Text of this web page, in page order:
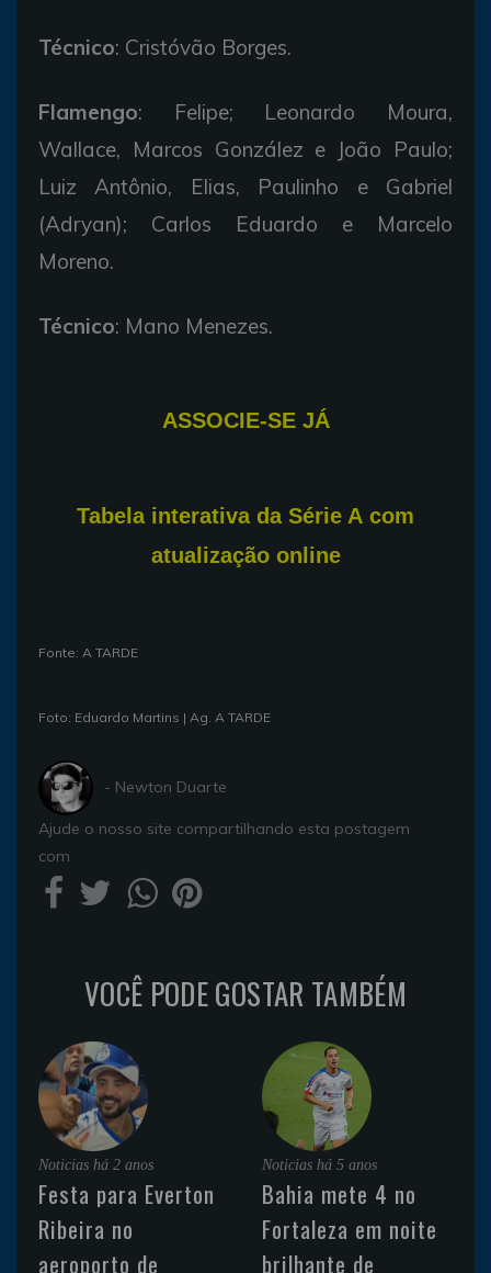
Técnico: Cristóvão Borges.
Flamengo: Felipe; Leonardo Moura,
Wallace, Marcos González e João Paulo;
Luiz Antônio, Elias, Paulinho e Gabriel
(Adryan); Carlos Eduardo e Marcelo
Moreno.
Técnico: Mano Menezes.
ASSOCIE-SE JÁ
Tabela interativa da Série A com
atualização online
Fonte: A TARDE
Foto: Eduardo Martins | Ag. A TARDE
- Newton Duarte
Ajude o nosso site compartilhando esta postagem
com
VOCÊ PODE GOSTAR TAMBÉM
Noticias há 2 anos
Festa para Everton
Ribeira no
aeroporto de
Noticias há 5 anos
Bahia mete 4 no
Fortaleza em noite
brilhante de